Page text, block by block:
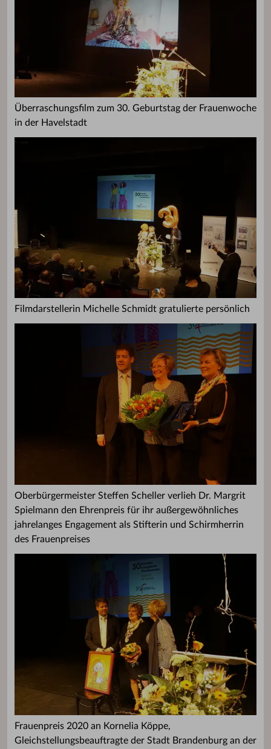
Überraschungsfilm zum 30. Geburtstag der Frauenwoche
in der Havelstadt
Filmdarstellerin Michelle Schmidt gratulierte persönlich
Oberbürgermeister Steffen Scheller verlieh Dr. Margrit
Spielmann den Ehrenpreis für ihr außergewöhnliches
jahrelanges Engagement als Stifterin und Schirmherrin
des Frauenpreises
Frauenpreis 2020 an Kornelia Köppe,
Gleichstellungsbeauftragte der Stadt Brandenburg an der